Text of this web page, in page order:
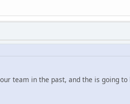
team in the past, and the is going to